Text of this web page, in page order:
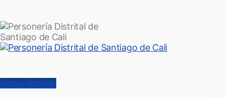
Mapa de Sitio